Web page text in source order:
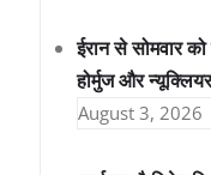
ईरान से सोमवार को
होर्मुज और
August 3, 2026